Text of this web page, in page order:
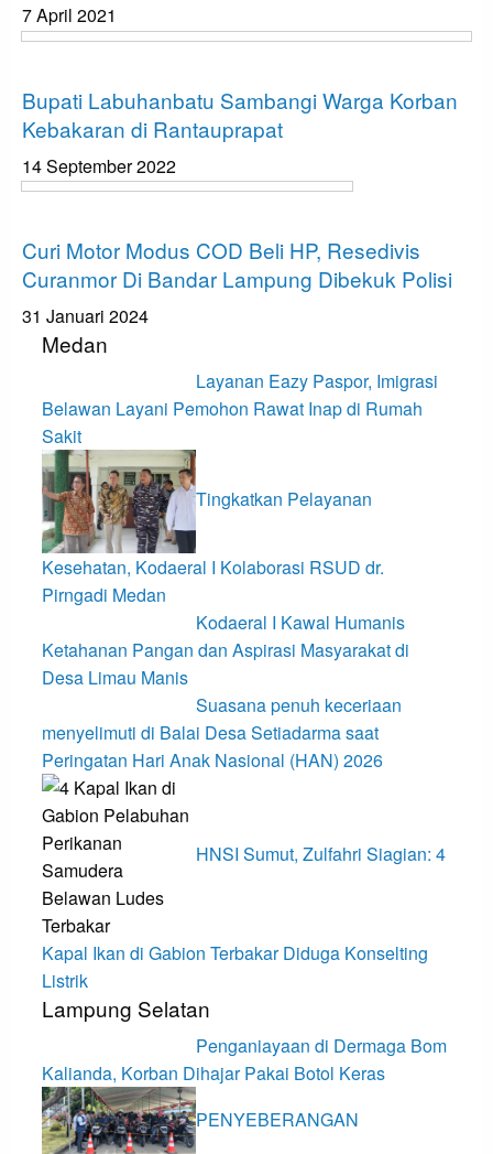
7 April 2021
Bupati Labuhanbatu Sambangi Warga Korban
Kebakaran di Rantauprapat
14 September 2022
Curi Motor Modus COD Beli HP, Resedivis
Curanmor Di Bandar Lampung Dibekuk Polisi
31 Januari 2024
Medan
Layanan Eazy Paspor, Imigrasi
Belawan Layani Pemohon Rawat Inap di Rumah
Sakit
Tingkatkan Pelayanan
Kesehatan, Kodaeral I Kolaborasi RSUD dr.
Pirngadi Medan‎
Kodaeral I Kawal Humanis
Ketahanan Pangan dan Aspirasi Masyarakat di
Desa Limau Manis
Suasana penuh keceriaan
menyelimuti di Balai Desa Setiadarma saat
Peringatan Hari Anak Nasional (HAN) 2026
HNSI Sumut, Zulfahri Siagian: 4
Kapal Ikan di Gabion Terbakar Diduga Konselting
Listrik
Lampung Selatan
Penganiayaan di Dermaga Bom
Kalianda, Korban Dihajar Pakai Botol Keras
PENYEBERANGAN